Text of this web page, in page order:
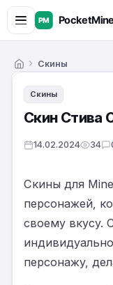
ГлавнаяСкины
Скины
Скин Стива
14.02.2024 34
Скины для
персонажей,
своему вкусу.
персонажу,